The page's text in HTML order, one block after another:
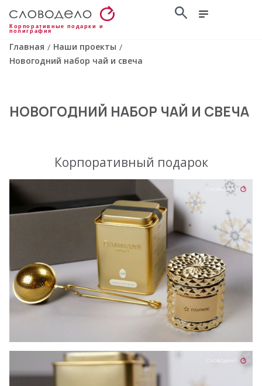
Корпоративные подарки и
полиграфия
Главная / Наши проекты /
Новогодний набор чай и свеча
НОВОГОДНИЙ НАБОР ЧАЙ И СВЕЧА
Корпоративный подарок